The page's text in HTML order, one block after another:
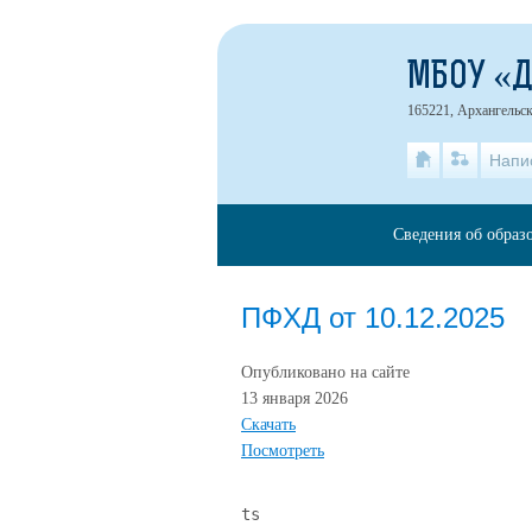
ПФХД от 10.12.2025
Опубликовано на сайте
13 января 2026
Скачать
Посмотреть
ts
МБОУ
165221,
Сведения об